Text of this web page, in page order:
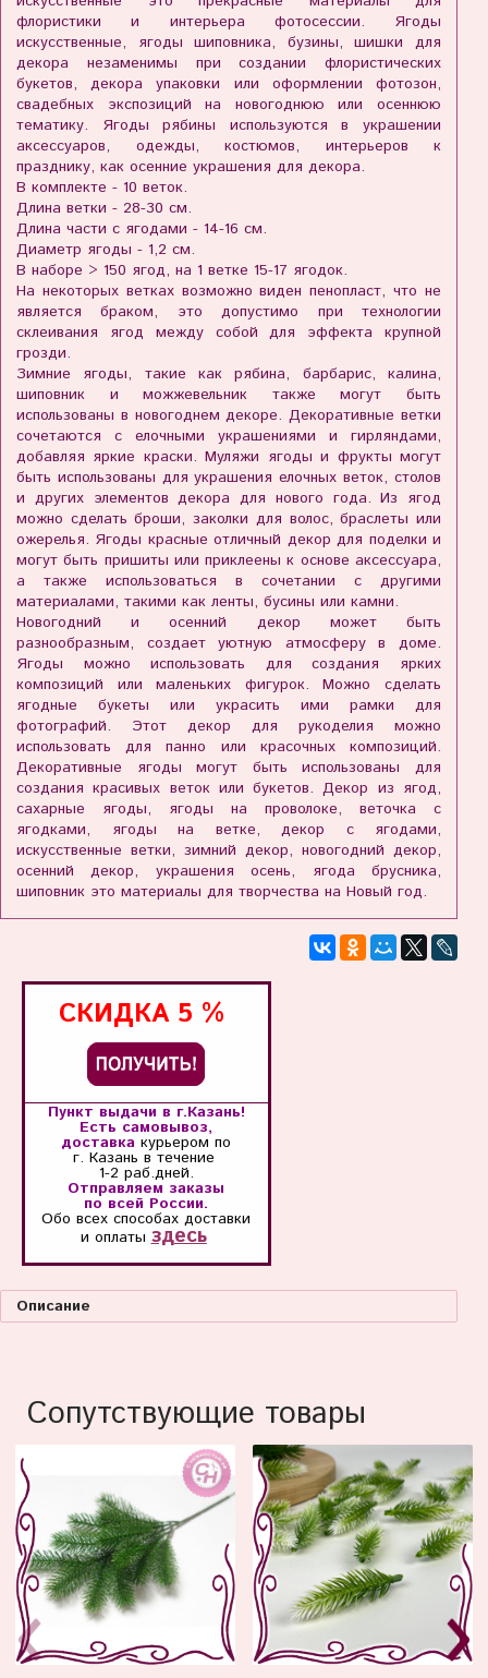
флористики и интерьера фотосессии. Ягоды
искусственные, ягоды шиповника, бузины, шишки для
декора незаменимы при создании флористических
букетов, декора упаковки или оформлении фотозон,
свадебных экспозиций на новогоднюю или осеннюю
тематику. Ягоды рябины используются в украшении
аксессуаров, одежды, костюмов, интерьеров к
празднику, как осенние украшения для декора.
В комплекте - 10 веток.
Длина ветки - 28-30 см.
Длина части с ягодами - 14-16 см.
Диаметр ягоды - 1,2 см.
В наборе > 150 ягод, на 1 ветке 15-17 ягодок.
На некоторых ветках возможно виден пенопласт, что не
является браком, это допустимо при технологии
склеивания ягод между собой для эффекта крупной
грозди.
Зимние ягоды, такие как рябина, барбарис, калина,
шиповник и можжевельник также могут быть
использованы в новогоднем декоре. Декоративные ветки
сочетаются с елочными украшениями и гирляндами,
добавляя яркие краски. Муляжи ягоды и фрукты могут
быть использованы для украшения елочных веток, столов
и других элементов декора для нового года. Из ягод
можно сделать броши, заколки для волос, браслеты или
ожерелья. Ягоды красные отличный декор для поделки и
могут быть пришиты или приклеены к основе аксессуара,
а также использоваться в сочетании с другими
материалами, такими как ленты, бусины или камни.
Новогодний и осенний декор может быть
разнообразным, создает уютную атмосферу в доме.
Ягоды можно использовать для создания ярких
композиций или маленьких фигурок. Можно сделать
ягодные букеты или украсить ими рамки для
фотографий. Этот декор для рукоделия можно
использовать для панно или красочных композиций.
Декоративные ягоды могут быть использованы для
создания красивых веток или букетов. Декор из ягод,
сахарные ягоды, ягоды на проволоке, веточка с
ягодками, ягоды на ветке, декор с ягодами,
искусственные ветки, зимний декор, новогодний декор,
осенний декор, украшения осень, ягода брусника,
шиповник это материалы для творчества на Новый год.
СКИДКА 5 %
Пункт выдачи в г.Казань!
Есть самовывоз,
доставка курьером по
г. Казань в течение
1-2 раб.дней.
Отправляем заказы
по всей России.
Обо всех способахдоставки
и оплаты здесь
Описание
Сопутствующие товары